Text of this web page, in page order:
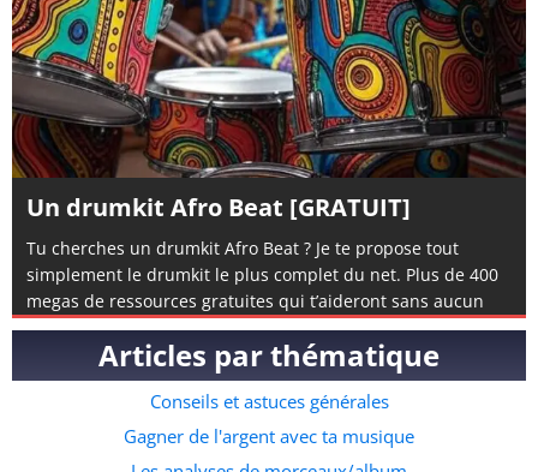
Un drumkit Afro Beat [GRATUIT]
Tu cherches un drumkit Afro Beat ? Je te propose tout
simplement le drumkit le plus complet du net. Plus de 400
megas de ressources gratuites qui t’aideront sans aucun
doute à composer de l’afro beat. Si tu n’en a encore jamais
composé, tu peux également visionner mon tuto complet
disponible ici. Le pack contient des éléments de rythmes
specifiques à l’afro beat, mais aussi des instruments, des
fichiers midis et même quelques accapelas et loops prête à
l’emploi. C’est de loin la meilleure ressource pour ceux qui
Articles par thématique
Conseils et astuces générales
Gagner de l'argent avec ta musique